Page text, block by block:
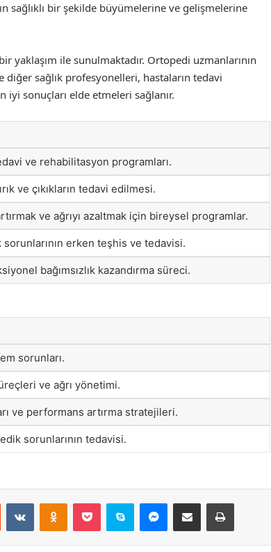
sağlıklı bir şekilde büyümelerine ve gelişmelerine
yaklaşım ile sunulmaktadır. Ortopedi uzmanlarının
diğer sağlık profesyonelleri, hastaların tedavi
iyi sonuçları elde etmeleri sağlanır.
ve rehabilitasyon programları.
ve çıkıkların tedavi edilmesi.
ve ağrıyı azaltmak için bireysel programlar.
erken teşhis ve tedavisi.
bağımsızlık kazandırma süreci.
sorunları.
ve ağrı yönetimi.
ve performans artırma stratejileri.
sorunlarının tedavisi.
Reddit VKontakteOdnoklassniki
Pocket Skype Messenger
E-Posta ile paylaş Yazdır